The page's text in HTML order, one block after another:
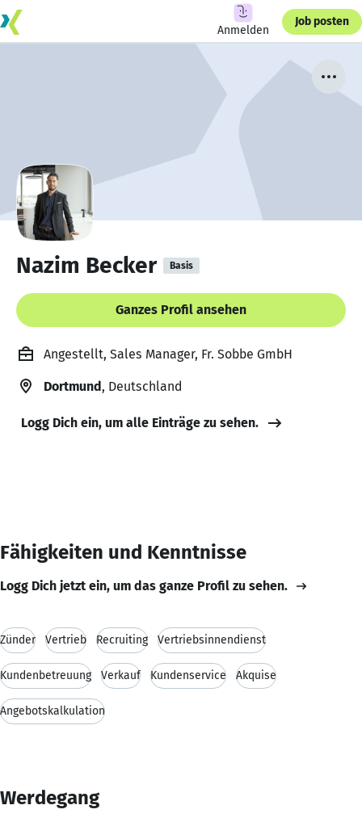
Anmelden
Job posten
Nazim Becker Basis
Ganzes Profil ansehen
Angestellt, Sales Manager, Fr. Sobbe GmbH
Dortmund, Deutschland
Logg Dich ein, um alle Einträge zu sehen.
Fähigkeiten und Kenntnisse
Logg Dich jetzt ein, um das ganze Profil zu sehen.
Zünder Vertrieb Recruiting Vertriebsinnendienst
Kundenbetreuung Verkauf Kundenservice Akquise
Angebotskalkulation
Werdegang